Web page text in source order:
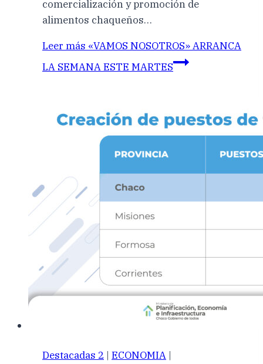
comercialización y promoción de
alimentos chaqueños…
Leer más «VAMOS NOSOTROS» ARRANCA
LA SEMANA ESTE MARTES
Destacadas 2 | ECONOMIA |